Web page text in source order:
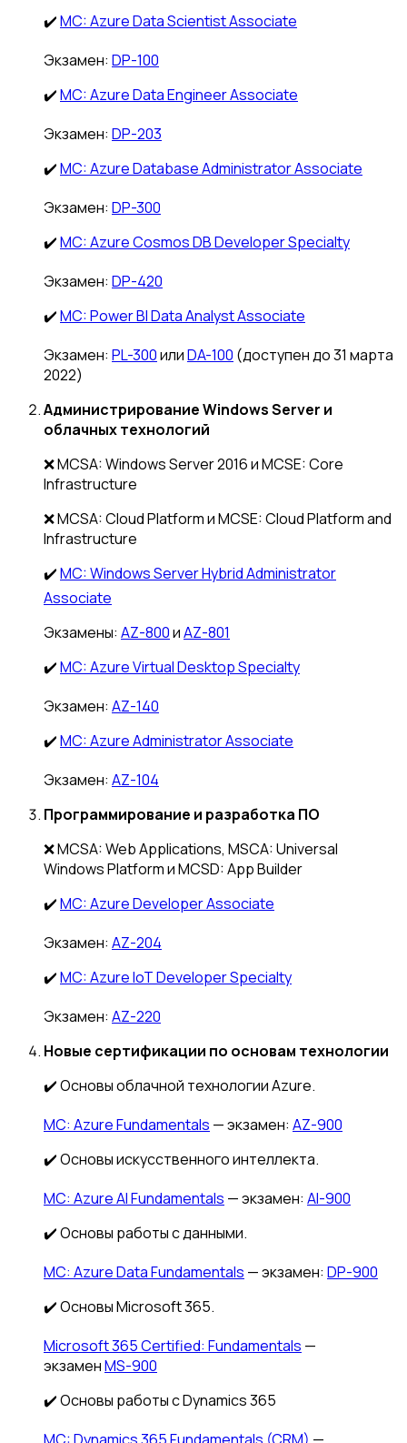
✔️MC: Azure Data Scientist Associate
Экзамен: DP-100
✔️MC: Azure Data Engineer Associate
Экзамен: DP-203
✔️MC: Azure Database Administrator Associate
Экзамен: DP-300
✔️MC: Azure Cosmos DB Developer Specialty
Экзамен: DP-420
✔️MC: Power BI Data Analyst Associate
Экзамен: PL-300илиDA-100 (доступен до 31 марта
2022)
Администрирование Windows Server и
облачных технологий
❌ MCSA: Windows Server 2016 и MCSE: Core
Infrastructure
❌ MCSA: Cloud Platform и MCSE: Cloud Platform and
Infrastructure
✔️MC: Windows Server Hybrid Administrator
Associate
Экзамены: AZ-800иAZ-801
✔️MC: Azure Virtual Desktop Specialty
Экзамен: AZ-140
✔️MC: Azure Administrator Associate
Экзамен: AZ-104
Программирование и разработка ПО
❌ MCSA: Web Applications, MSCA: Universal
Windows Platform и MCSD: App Builder
✔️MC: Azure Developer Associate
Экзамен: AZ-204
✔️MC: Azure IoT Developer Specialty
Экзамен: AZ-220
Новые сертификации по основам технологии
✔️ Основы облачной технологии Azure.
MС: Azure Fundamentals — экзамен: AZ-900
✔️ Основы искусственного интеллекта.
MС: Azure AI Fundamentals — экзамен: AI-900
✔️ Основы работы с данными.
MС: Azure Data Fundamentals — экзамен: DP-900
✔️ Основы Microsoft 365.
Microsoft 365 Certified: Fundamentals —
экзаменMS-900
✔️ Основы работы с Dynamics 365